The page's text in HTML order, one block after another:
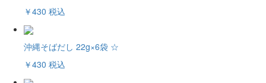
￥430 税込
沖縄そばだし 22g×6袋 ☆
￥430 税込